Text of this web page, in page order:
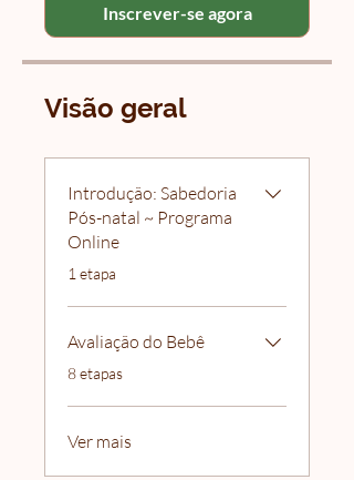
Inscrever-se agora
Visão geral
Introdução: Sabedoria
Pós-natal ~ Programa
Online
.1 etapa
Avaliação do Bebê
.8 etapas
Ver mais